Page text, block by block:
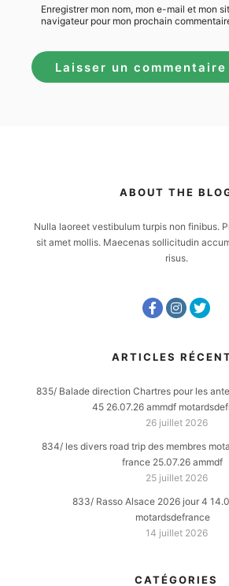
Enregistrer mon nom, mon e-mail et mon
navigateur pour mon prochain
ABOUT THE
Nulla laoreet vestibulum turpis non finibus.
sit amet mollis. Maecenas sollicitudin
risus.
ARTICLES
835/ Balade direction Chartres pour les
45 26.07.26 ammdf
26 juillet 2026
834/ les divers road trip des membres
france 25.07.26 ammdf
25 juillet 2026
833/ Rasso Alsace 2026 jour 4
motardsdefrance
14 juillet 2026
CATÉGORIES